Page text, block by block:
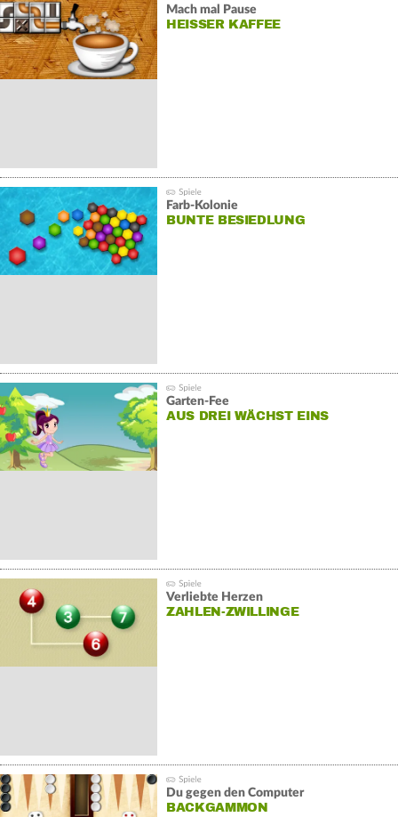
Mach mal Pause
HEISSER KAFFEE
Farb-Kolonie
BUNTE BESIEDLUNG
Garten-Fee
AUS DREI WÄCHST EINS
Verliebte Herzen
ZAHLEN-ZWILLINGE
Du gegen den Computer
BACKGAMMON